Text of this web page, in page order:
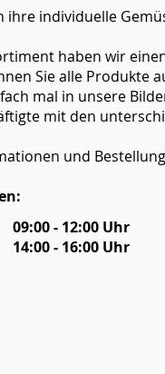
ihre individuelle
haben wir
Sie alle Produkte
mal in unsere
mit den
und
09:00 - 12:00 Uhr
14:00 - 16:00 Uhr